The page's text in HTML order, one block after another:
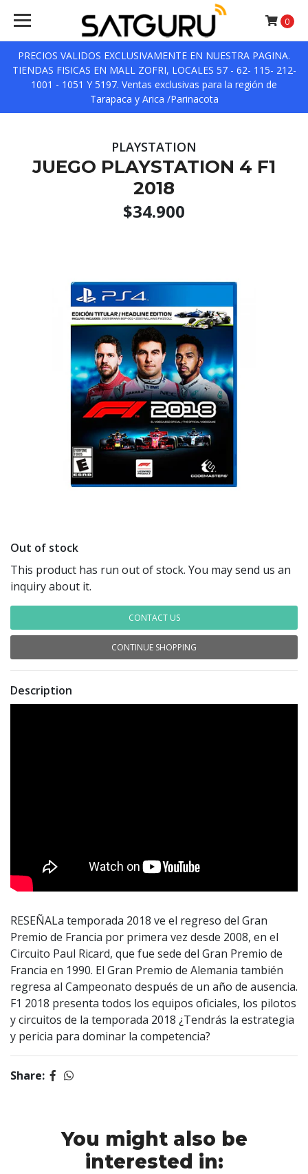
PRECIOS VALIDOS EXCLUSIVAMENTE EN NUESTRA PAGINA.
TIENDAS FISICAS EN MALL ZOFRI, LOCALES 57 - 62- 115- 212-
1001 - 1051 Y 5197. Ventas exclusivas para la región de
Tarapaca y Arica /Parinacota
0
PLAYSTATION
JUEGO PLAYSTATION 4 F1
2018
$34.900
Out of stock
This product has run out of stock. You may send us an
inquiry about it.
CONTACT US
CONTINUE SHOPPING
Description
RESEÑALa temporada 2018 ve el regreso del Gran
Premio de Francia por primera vez desde 2008, en el
Circuito Paul Ricard, que fue sede del Gran Premio de
Francia en 1990. El Gran Premio de Alemania también
regresa al Campeonato después de un año de ausencia.
F1 2018 presenta todos los equipos oficiales, los pilotos
y circuitos de la temporada 2018 ¿Tendrás la estrategia
y pericia para dominar la competencia?
Share:
You might also be
interested in: